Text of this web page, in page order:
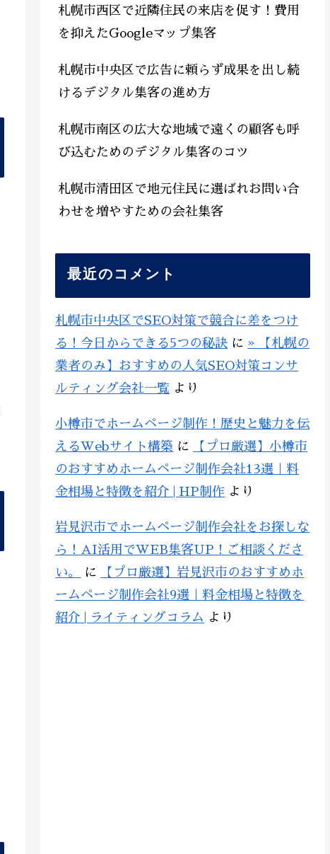
札幌市西区で近隣住民の来店を促す！費用
を抑えたGoogleマップ集客
札幌市中央区で広告に頼らず成果を出し続
けるデジタル集客の進め方
札幌市南区の広大な地域で遠くの顧客も呼
び込むためのデジタル集客のコツ
札幌市清田区で地元住民に選ばれお問い合
わせを増やすための会社集客
最近のコメント
札幌市中央区でSEO対策で競合に差をつけ
る！今日からできる5つの秘訣 に » 【札幌の
業者のみ】おすすめの人気SEO対策コンサ
ルティング会社一覧 より
小樽市でホームページ制作！歴史と魅力を伝
えるWebサイト構築 に
【プロ厳選】小樽市
のおすすめホームページ制作会社13選｜料
金相場と特徴を紹介 | HP制作 より
岩見沢市でホームページ制作会社をお探しな
ら！AI活用でWEB集客UP！ご相談くださ
い。
に
【プロ厳選】岩見沢市のおすすめホ
ームページ制作会社9選｜料金相場と特徴を
紹介 | ライティングコラム より